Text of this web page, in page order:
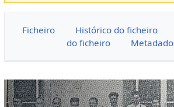
Ficheiro Histórico do ficheiro
do ficheiro